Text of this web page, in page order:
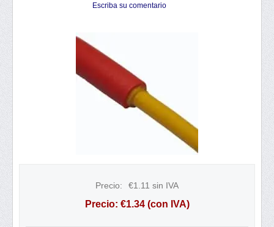
Escriba su comentario
Precio: €1.11 sin IVA
Precio: €1.34(con IVA)